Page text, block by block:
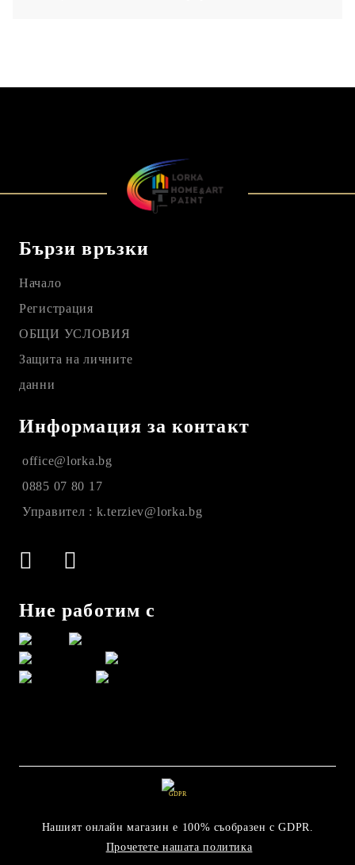
Бързи връзки
Начало
Регистрация
ОБЩИ УСЛОВИЯ
Защита на личните
данни
Информация за контакт
office@lorka.bg
0885 07 80 17
Управител : k.terziev@lorka.bg
Ние работим с
GDPR
Нашият онлайн магазин е 100% съобразен с GDPR.
Прочетете нашата политика